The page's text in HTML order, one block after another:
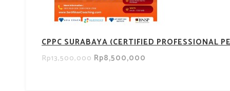
CPPC SURABAYA (CERTIFIED PROFESSIONAL
Rp13,500,000 Rp8,500,000